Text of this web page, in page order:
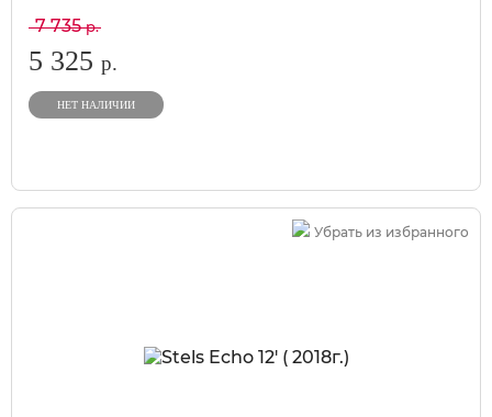
7 735р.
5 325 р.
НЕТ НАЛИЧИИ
Убрать из избранного